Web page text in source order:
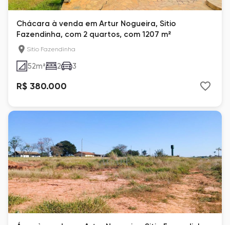
Chácara à venda em Artur Nogueira, Sitio
Fazendinha, com 2 quartos, com 1207 m²
Sitio Fazendinha
52m² 2 3
R$ 380.000